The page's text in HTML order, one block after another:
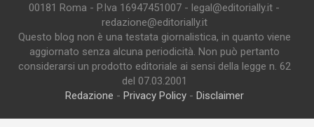
00181 Roma - P.Iva 16947451007 - legal@editorially.it -
redazione@editorially.it
Questo blog non è una testata giornalistica, in quanto viene
aggiornato senza alcuna periodicità. Non può pertanto
considerarsi un prodotto editoriale ai sensi della legge n. 62
del 07.03.2001
Redazione - Privacy Policy- Disclaimer